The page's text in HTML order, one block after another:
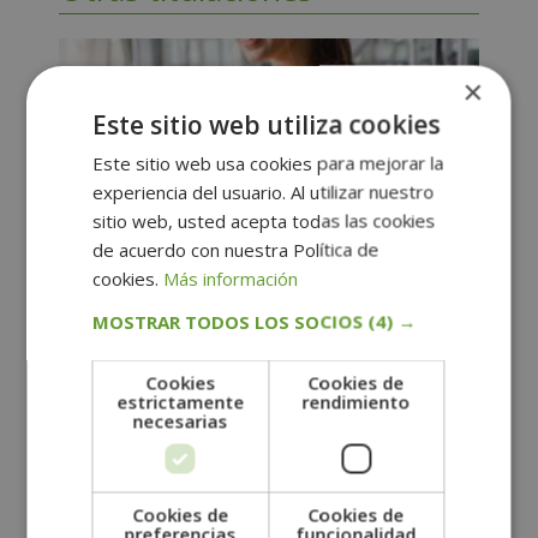
Experto en Nutrición Deportiva +
Nutrición, Dietética y Coaching
Nutricional
El
precio
original
680,00
precio
×
Este sitio web utiliza cookies
Este sitio web usa cookies para mejorar la
experiencia del usuario. Al utilizar nuestro
sitio web, usted acepta todas las cookies
de acuerdo con nuestra Política de
cookies. Más información
MOSTRAR TODOS LOS SOCIOS (4) →
Cookies
estrictamente
necesarias
Cookies de
rendimiento
Cookies de
preferencias
Cookies de
funcionalidad